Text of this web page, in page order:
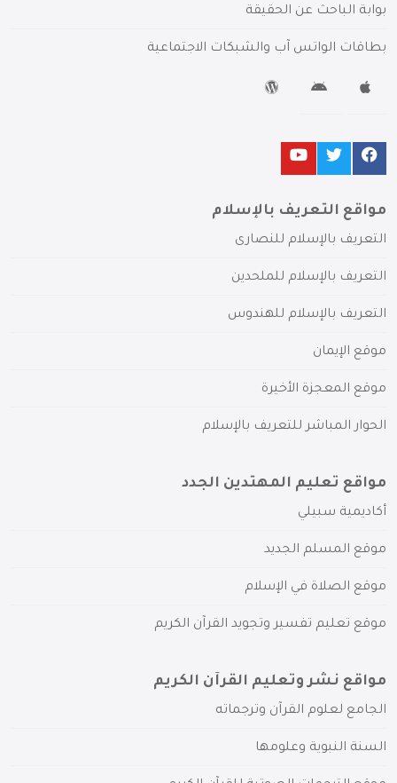
بوابة الباحث عن الحقيقة
بطاقات الواتس آب والشبكات الاجتماعية
مواقع التعريف بالإسلام
التعريف بالإسلام للنصارى
التعريف بالإسلام للملحدين
التعريف بالإسلام للهندوس
موقع الإيمان
موقع المعجزة الأخيرة
الحوار المباشر للتعريف بالإسلام
مواقع تعليم المهتدين الجدد
أكاديمية سبيلي
موقع المسلم الجديد
موقع الصلاة في الإسلام
موقع تعليم تفسير وتجويد القرآن الكريم
مواقع نشر وتعليم القرآن الكريم
الجامع لعلوم القرآن وترجماته
السنة النبوية وعلومها